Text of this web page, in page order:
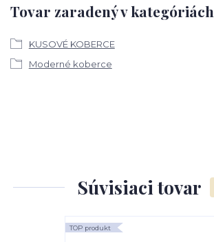
Tovar zaradený v kategóriách
KUSOVÉ KOBERCE
Moderné koberce
Súvisiaci tovar
TOP produkt